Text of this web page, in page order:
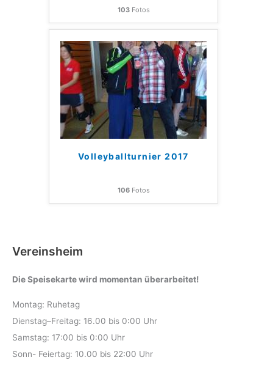
103Fotos
Volleyballturnier 2017
106Fotos
Vereinsheim
Die Speisekarte wird momentan überarbeitet!
Montag: Ruhetag
Dienstag–Freitag: 16.00 bis 0:00 Uhr
Samstag: 17:00 bis 0:00 Uhr
Sonn- Feiertag: 10.00 bis 22:00 Uhr